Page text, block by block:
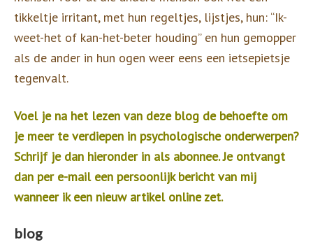
tikkeltje irritant, met hun regeltjes, lijstjes, hun: “Ik-
weet-het of kan-het-beter houding” en hun gemopper
als de ander in hun ogen weer eens een ietsepietsje
tegenvalt.
Voel je na het lezen van deze blog de behoefte om
je meer te verdiepen in psychologische onderwerpen?
Schrijf je dan hieronder in als abonnee. Je ontvangt
dan per e-mail een persoonlijk bericht van mij
wanneer ik een nieuw artikel online zet.
blog